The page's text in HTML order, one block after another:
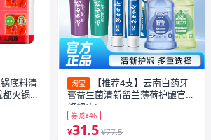
底料清
火锅冒
淘宝
【推荐4支】云南白药牙
膏益生菌清新留兰薄荷护龈官方
旗舰店t
券减¥46
¥31.5 ¥77.5